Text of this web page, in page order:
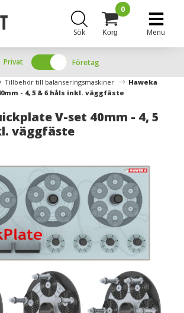
Sök Korg
0
Menu
Privat Företag
Tillbehör till balanseringsmaskiner
Haweka
- 4, 5 & 6 håls inkl. väggfäste
V-set 40mm - 4, 5
väggfäste